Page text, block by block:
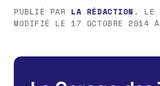
PUBLIÉ PAR LA RÉDACTION , LE
MODIFIÉ LE17 OCTOBRE 2014